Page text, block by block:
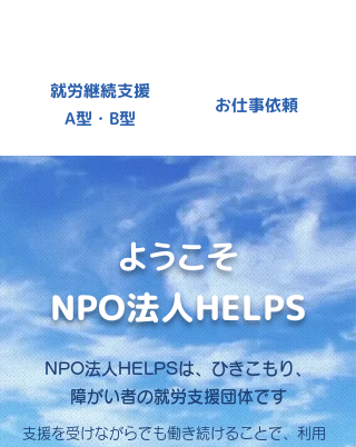
就労継続支援
A型・B型
お仕事依頼
ようこそ
NPO法人HELPS
NPO法人HELPSは、ひきこもり、
障がい者の就労支援団体です
支援を受けながらでも働き続けることで、利用